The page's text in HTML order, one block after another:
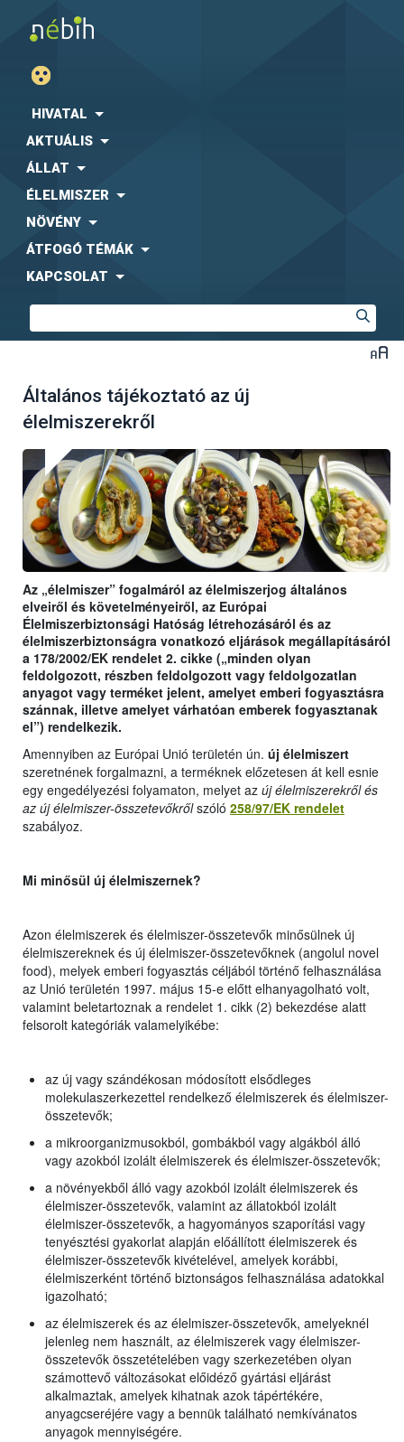
HIVATAL
AKTUÁLIS
ÁLLAT
ÉLELMISZER
NÖVÉNY
ÁTFOGÓ TÉMÁK
KAPCSOLAT
Általános tájékoztató az új
élelmiszerekről
Az „élelmiszer” fogalmáról az élelmiszerjog általános
elveiről és követelményeiről, az Európai
Élelmiszerbiztonsági Hatóság létrehozásáról és az
élelmiszerbiztonságra vonatkozó eljárások megállapításáról
a 178/2002/EK rendelet 2. cikke („minden olyan
feldolgozott, részben feldolgozott vagy feldolgozatlan
anyagot vagy terméket jelent, amelyet emberi fogyasztásra
szánnak, illetve amelyet várhatóan emberek fogyasztanak
el”) rendelkezik.
Amennyiben az Európai Unió területén ún. új élelmiszert
szeretnének forgalmazni, a terméknek előzetesen át kell esnie
egy engedélyezési folyamaton, melyet az új élelmiszerekről és
az új élelmiszer-összetevőkrőlszóló 258/97/EK rendelet
szabályoz.
Mi minősül új élelmiszernek?
Azon élelmiszerek és élelmiszer-összetevők minősülnek új
élelmiszereknek és új élelmiszer-összetevőknek (angolul novel
food), melyek emberi fogyasztás céljából történő felhasználása
az Unió területén 1997. május 15-e előtt elhanyagolható volt,
valamint beletartoznak a rendelet 1. cikk (2) bekezdése alatt
felsorolt kategóriák valamelyikébe:
az új vagy szándékosan módosított elsődleges
molekulaszerkezettel rendelkező élelmiszerek és élelmiszer-
összetevők;
a mikroorganizmusokból, gombákból vagy algákból álló
vagy azokból izolált élelmiszerek és élelmiszer-összetevők;
a növényekből álló vagy azokból izolált élelmiszerek és
élelmiszer-összetevők, valamint az állatokból izolált
élelmiszer-összetevők, a hagyományos szaporítási vagy
tenyésztési gyakorlat alapján előállított élelmiszerek és
élelmiszer-összetevők kivételével, amelyek korábbi,
élelmiszerként történő biztonságos felhasználása adatokkal
igazolható;
az élelmiszerek és az élelmiszer-összetevők, amelyeknél
jelenleg nem használt, az élelmiszerek vagy élelmiszer-
összetevők összetételében vagy szerkezetében olyan
számottevő változásokat előidéző gyártási eljárást
alkalmaztak, amelyek kihatnak azok tápértékére,
anyagcseréjére vagy a bennük található nemkívánatos
anyagok mennyiségére.